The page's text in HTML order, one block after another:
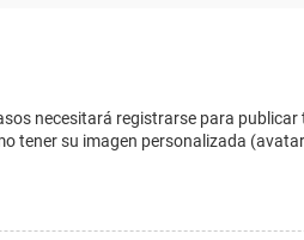
necesitará registrarse para
tener su imagen personalizada